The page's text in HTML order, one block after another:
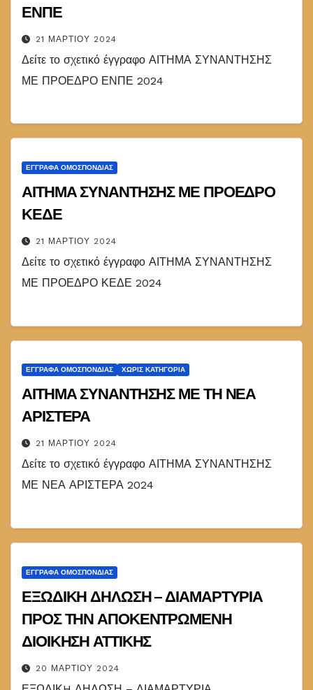
ΕΝΠΕ
21 ΜΑΡΤΊΟΥ 2024
Δείτε το σχετικό έγγραφο ΑΙΤΗΜΑ ΣΥΝΑΝΤΗΣΗΣ
ΜΕ ΠΡΟΕΔΡΟ ΕΝΠΕ 2024
ΕΓΓΡΑΦΑ ΟΜΟΣΠΟΝΔΙΑΣ
ΑΙΤΗΜΑ ΣΥΝΑΝΤΗΣΗΣ ΜΕ ΠΡΟΕΔΡΟ
ΚΕΔΕ
21 ΜΑΡΤΊΟΥ 2024
Δείτε το σχετικό έγγραφο ΑΙΤΗΜΑ ΣΥΝΑΝΤΗΣΗΣ
ΜΕ ΠΡΟΕΔΡΟ ΚΕΔΕ 2024
ΕΓΓΡΑΦΑ ΟΜΟΣΠΟΝΔΙΑΣ ΧΩΡΊΣ ΚΑΤΗΓΟΡΊΑ
ΑΙΤΗΜΑ ΣΥΝΑΝΤΗΣΗΣ ΜΕ ΤΗ ΝΕΑ
ΑΡΙΣΤΕΡΑ
21 ΜΑΡΤΊΟΥ 2024
Δείτε το σχετικό έγγραφο ΑΙΤΗΜΑ ΣΥΝΑΝΤΗΣΗΣ
ΜΕ ΝΕΑ ΑΡΙΣΤΕΡΑ 2024
ΕΓΓΡΑΦΑ ΟΜΟΣΠΟΝΔΙΑΣ
ΕΞΩΔΙΚΗ ΔΗΛΩΣΗ – ΔΙΑΜΑΡΤΥΡΙΑ
ΠΡΟΣ ΤΗΝ ΑΠΟΚΕΝΤΡΩΜΕΝΗ
ΔΙΟΙΚΗΣΗ ΑΤΤΙΚΗΣ
20 ΜΑΡΤΊΟΥ 2024